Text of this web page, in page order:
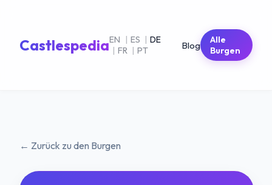
CastlespediaEN | ES | DE
| FR | PT Blog
Alle
Burgen
← Zurück zu den Burgen